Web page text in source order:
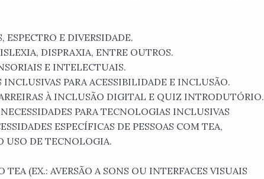
ESPECTRO E DIVERSIDADE.
DISPRAXIA, ENTRE OUTROS.
E INTELECTUAIS.
PARA ACESSIBILIDADE E INCLUSÃO.
À INCLUSÃO DIGITAL E QUIZ INTRODUTÓRIO.
PARA TECNOLOGIAS INCLUSIVAS
ESPECÍFICAS DE PESSOAS COM TEA,
USO DE TECNOLOGIA.
(EX.: AVERSÃO A SONS OU INTERFACES VISUAIS